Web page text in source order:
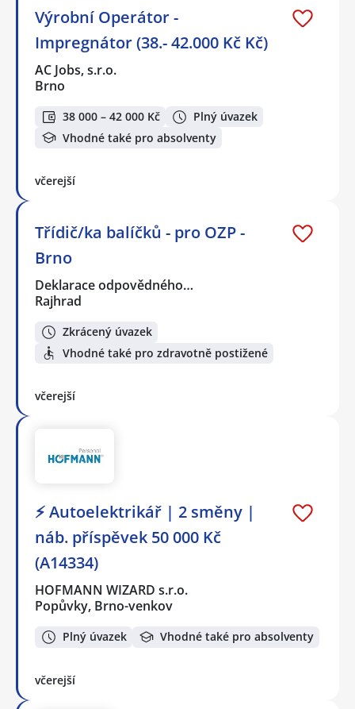
Výrobní Operátor -
Impregnátor (38.- 42.000 Kč Kč)
AC Jobs, s.r.o.
Brno
38 000 – 42 000 Kč
Plný úvazek
Vhodné také pro absolventy
včerejší
Třídič/ka balíčků - pro OZP -
Brno
Deklarace odpovědného…
Rajhrad
Zkrácený úvazek
Vhodné také pro zdravotně postižené
včerejší
⚡ Autoelektrikář | 2 směny |
náb. příspěvek 50 000 Kč
(A14334)
HOFMANN WIZARD s.r.o.
Popůvky, Brno-venkov
Plný úvazek Vhodné také pro absolventy
včerejší